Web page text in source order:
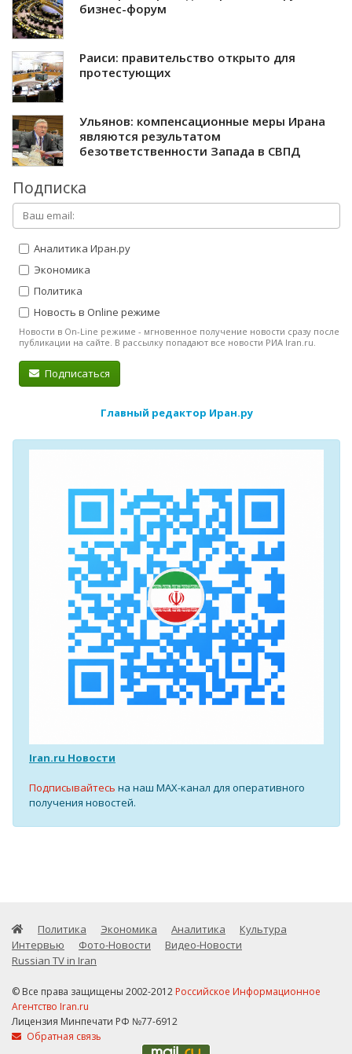
бизнес-форум
Раиси: правительство открыто для
протестующих
Ульянов: компенсационные меры Ирана
являются результатом
безответственности Запада в СВПД
Подписка
Аналитика Иран.ру
Экономика
Политика
Новость в Online режиме
Новости в On-Line режиме - мгновенное получение новости сразу после
публикации на сайте. В рассылку попадают все новости РИА Iran.ru.
Подписаться
Главный редактор Иран.ру
Iran.ru Новости
Подписывайтесь на наш MAX-канал для оперативного
получения новостей.
Политика Экономика Аналитика
Культура
Интервью
Фото-Новости
Видео-Новости
Russian TV in Iran
© Все права защищены 2002-2012 Российское Информационное
Агентство Iran.ru
Лицензия Минпечати РФ №77-6912
Обратная связь